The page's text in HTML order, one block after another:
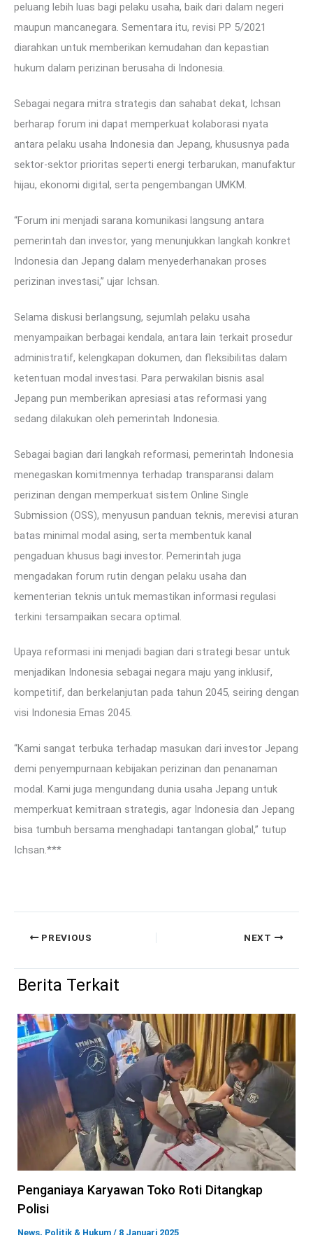
peluang lebih luas bagi pelaku usaha, baik dari dalam negeri
maupun mancanegara. Sementara itu, revisi PP 5/2021
diarahkan untuk memberikan kemudahan dan kepastian
hukum dalam perizinan berusaha di Indonesia.
Sebagai negara mitra strategis dan sahabat dekat, Ichsan
berharap forum ini dapat memperkuat kolaborasi nyata
antara pelaku usaha Indonesia dan Jepang, khususnya pada
sektor-sektor prioritas seperti energi terbarukan, manufaktur
hijau, ekonomi digital, serta pengembangan UMKM.
“Forum ini menjadi sarana komunikasi langsung antara
pemerintah dan investor, yang menunjukkan langkah konkret
Indonesia dan Jepang dalam menyederhanakan proses
perizinan investasi,” ujar Ichsan.
Selama diskusi berlangsung, sejumlah pelaku usaha
menyampaikan berbagai kendala, antara lain terkait prosedur
administratif, kelengkapan dokumen, dan fleksibilitas dalam
ketentuan modal investasi. Para perwakilan bisnis asal
Jepang pun memberikan apresiasi atas reformasi yang
sedang dilakukan oleh pemerintah Indonesia.
Sebagai bagian dari langkah reformasi, pemerintah Indonesia
menegaskan komitmennya terhadap transparansi dalam
perizinan dengan memperkuat sistem Online Single
Submission (OSS), menyusun panduan teknis, merevisi aturan
batas minimal modal asing, serta membentuk kanal
pengaduan khusus bagi investor. Pemerintah juga
mengadakan forum rutin dengan pelaku usaha dan
kementerian teknis untuk memastikan informasi regulasi
terkini tersampaikan secara optimal.
Upaya reformasi ini menjadi bagian dari strategi besar untuk
menjadikan Indonesia sebagai negara maju yang inklusif,
kompetitif, dan berkelanjutan pada tahun 2045, seiring dengan
visi Indonesia Emas 2045.
“Kami sangat terbuka terhadap masukan dari investor Jepang
demi penyempurnaan kebijakan perizinan dan penanaman
modal. Kami juga mengundang dunia usaha Jepang untuk
memperkuat kemitraan strategis, agar Indonesia dan Jepang
bisa tumbuh bersama menghadapi tantangan global,” tutup
Ichsan.***
PREVIOUS NEXT
Berita Terkait
Penganiaya Karyawan Toko Roti Ditangkap
Polisi
News, Politik & Hukum / 8 Januari 2025